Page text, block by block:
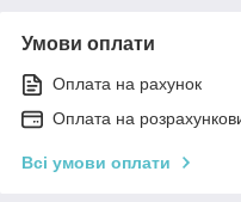
Умови оплати
Оплата на рахунок
Оплата на
Всі умови оплати